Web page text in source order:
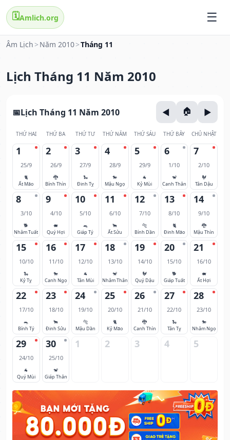
🗓️Amlich.org
Âm Lịch > Năm 2010>Tháng 11
Lịch Tháng 11 Năm 2010
Lịch Tháng 11 Năm 2010
THỨ HAI THỨ BA THỨ TƯ THỨ NĂM THỨ SÁU THỨ BẢY CHỦ NHẬT
1
25/9
🐈
Ất Mão
2
26/9
🐉
Bính Thìn
3
27/9
🐍
Đinh Tỵ
4
28/9
🐎
Mậu Ngọ
5
29/9
🐐
Kỷ Mùi
6
1/10
🐒
Canh Thân
7
2/10
🐓
Tân Dậu
8
3/10
🐕
Nhâm Tuất
9
4/10
🐖
Quý Hợi
10
5/10
🐀
Giáp Tý
11
6/10
🐂
Ất Sửu
12
7/10
🐅
Bính Dần
13
8/10
🐈
Đinh Mão
14
9/10
🐉
Mậu Thìn
15
10/10
🐍
Kỷ Tỵ
16
11/10
🐎
Canh Ngọ
17
12/10
🐐
Tân Mùi
18
13/10
🐒
Nhâm Thân
19
14/10
🐓
Quý Dậu
20
15/10
🐕
Giáp Tuất
21
16/10
🐖
Ất Hợi
22
17/10
🐀
Bính Tý
23
18/10
🐂
Đinh Sửu
24
19/10
🐅
Mậu Dần
25
20/10
🐈
Kỷ Mão
26
21/10
🐉
Canh Thìn
27
22/10
🐍
Tân Tỵ
28
23/10
🐎
Nhâm Ngọ
29
24/10
🐐
Quý Mùi
30
25/10
🐒
Giáp Thân
1 2 3 4 5